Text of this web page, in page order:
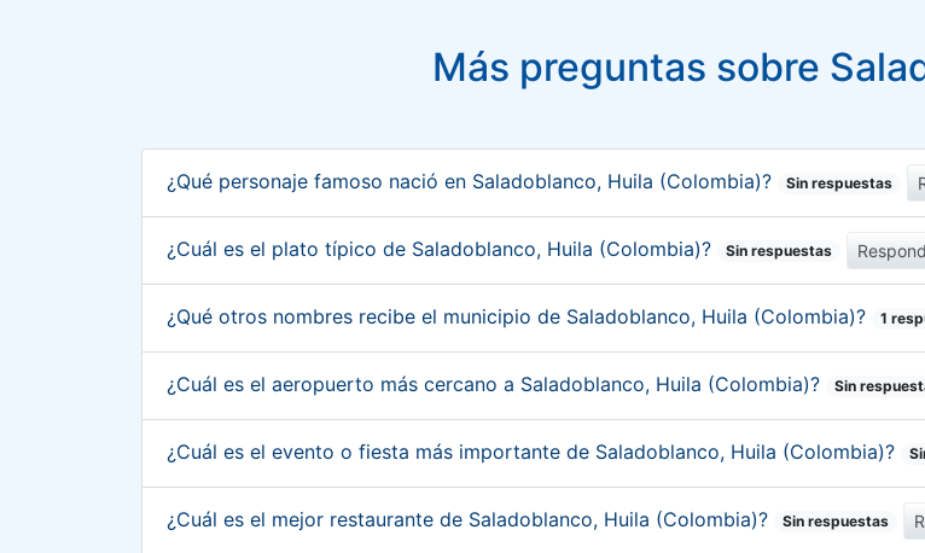
Más preguntas sobre
¿Qué personaje famoso nació en Saladoblanco, Huila (Colombia)? Sin respuestas
¿Cuál es el plato típico de Saladoblanco, Huila (Colombia)? Sin respuestas
¿Qué otros nombres recibe el municipio de Saladoblanco, Huila (Colombia)? 1
¿Cuál es el aeropuerto más cercano a Saladoblanco, Huila (Colombia)? Sin
¿Cuál es el evento o fiesta más importante de Saladoblanco, Huila (Colombia)?
¿Cuál es el mejor restaurante de Saladoblanco, Huila (Colombia)? Sin respuestas